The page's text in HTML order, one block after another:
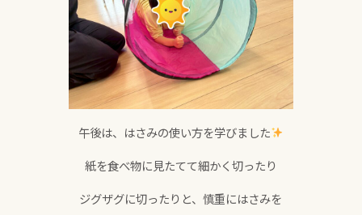
午後は、はさみの使い方を学びました
紙を食べ物に見たてて細かく切ったり
ジグザグに切ったりと、慎重にはさみを